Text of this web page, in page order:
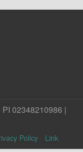
02348210986 |
Policy Link